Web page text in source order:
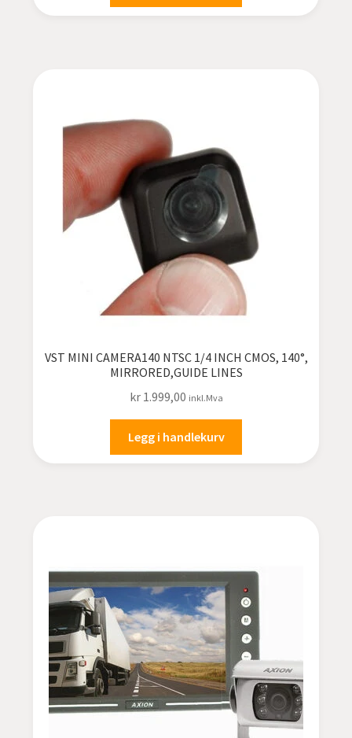
VST MINI CAMERA140 NTSC 1/4 INCH CMOS, 140°,
MIRRORED,GUIDE LINES
kr1.999,00 inkl.Mva
Legg i handlekurv